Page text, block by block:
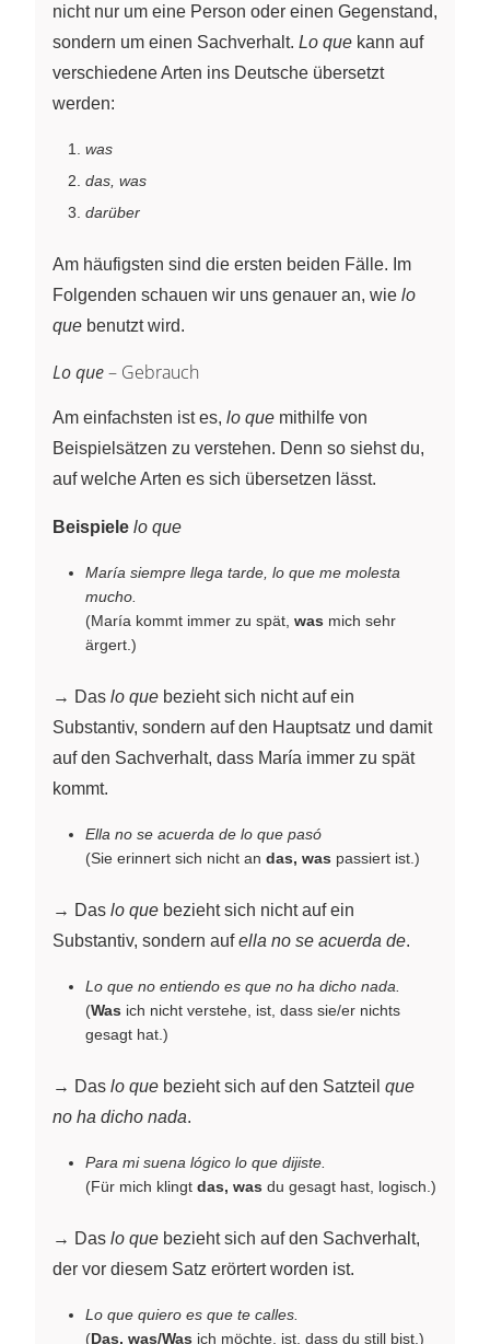
nicht nur um eine Person oder einen Gegenstand,
sondern um einen Sachverhalt. Lo que kann auf
verschiedene Arten ins Deutsche übersetzt
werden:
was
das, was
darüber
Am häufigsten sind die ersten beiden Fälle. Im
Folgenden schauen wir uns genauer an, wie lo
que benutzt wird.
Lo que– Gebrauch
Am einfachsten ist es, lo que mithilfe von
Beispielsätzen zu verstehen. Denn so siehst du,
auf welche Arten es sich übersetzen lässt.
Beispiele lo que
María siempre llega tarde, lo que me molesta
mucho.
(María kommt immer zu spät, was mich sehr
ärgert.)
→ Das lo que bezieht sich nicht auf ein
Substantiv, sondern auf den Hauptsatz und damit
auf den Sachverhalt, dass María immer zu spät
kommt.
Ella no se acuerda de lo que pasó
(Sie erinnert sich nicht an das, was passiert ist.)
→ Das lo que bezieht sich nicht auf ein
Substantiv, sondern aufella no se acuerda de.
Lo que no entiendo es que no ha dicho nada.
(Was ich nicht verstehe, ist, dass sie/er nichts
gesagt hat.)
→ Das lo que bezieht sich auf den Satzteil que
no ha dicho nada.
Para mi suena lógico lo que dijiste.
(Für mich klingt das, was du gesagt hast, logisch.)
→ Das lo que bezieht sich auf den Sachverhalt,
der vor diesem Satz erörtert worden ist.
Lo que quiero es que te calles.
(Das, was/Was ich möchte, ist, dass du still bist.)